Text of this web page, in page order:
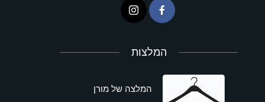
המלצות
המלצה של מורן